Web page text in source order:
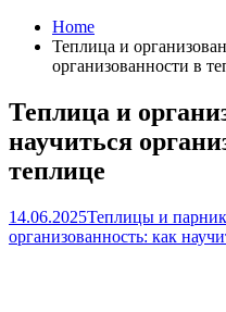
Home
Теплица и
организованности в
Теплица и
научиться
теплице
14.06.2025Теплицы и
организованность: как